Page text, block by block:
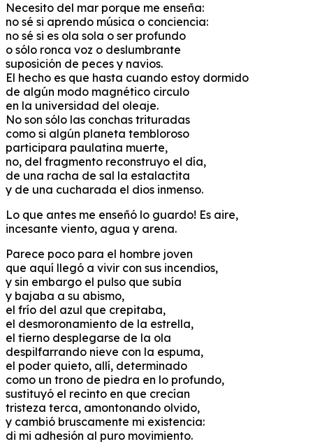
Necesito del mar porque me enseña:
no sé si aprendo música o conciencia:
no sé si es ola sola o ser profundo
o sólo ronca voz o deslumbrante
suposición de peces y navios.
El hecho es que hasta cuando estoy dormido
de algún modo magnético circulo
en la universidad del oleaje.
No son sólo las conchas trituradas
como si algún planeta tembloroso
participara paulatina muerte,
no, del fragmento reconstruyo el día,
de una racha de sal la estalactita
y de una cucharada el dios inmenso.
Lo que antes me enseñó lo guardo! Es aire,
incesante viento, agua y arena.
Parece poco para el hombre joven
que aquí llegó a vivir con sus incendios,
y sin embargo el pulso que subía
y bajaba a su abismo,
el frío del azul que crepitaba,
el desmoronamiento de la estrella,
el tierno desplegarse de la ola
despilfarrando nieve con la espuma,
el poder quieto, allí, determinado
como un trono de piedra en lo profundo,
sustituyó el recinto en que crecían
tristeza terca, amontonando olvido,
y cambió bruscamente mi existencia:
di mi adhesión al puro movimiento.